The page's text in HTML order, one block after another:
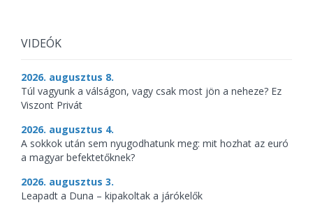
VIDEÓK
2026. augusztus 8.
Túl vagyunk a válságon, vagy csak most jön a neheze? Ez
Viszont Privát
2026. augusztus 4.
A sokkok után sem nyugodhatunk meg: mit hozhat az euró
a magyar befektetőknek?
2026. augusztus 3.
Leapadt a Duna – kipakoltak a járókelők